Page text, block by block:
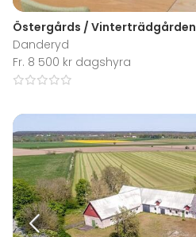
Östergårds / Vinterträdgården
Danderyd
Fr. 8 500 kr dagshyra